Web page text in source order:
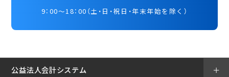
9：00～18：00（土・日・祝日・年末年始を除く）
公益法人会計システム ＋